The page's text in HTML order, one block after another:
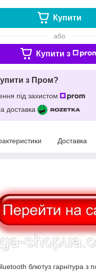
Купити
або
Купити з
з Пром?
під захистом
доставка
Доставка
блютуз гарнітура з